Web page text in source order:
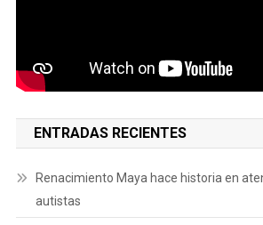
ENTRADAS RECIENTES
Renacimiento Maya hace historia en
autistas